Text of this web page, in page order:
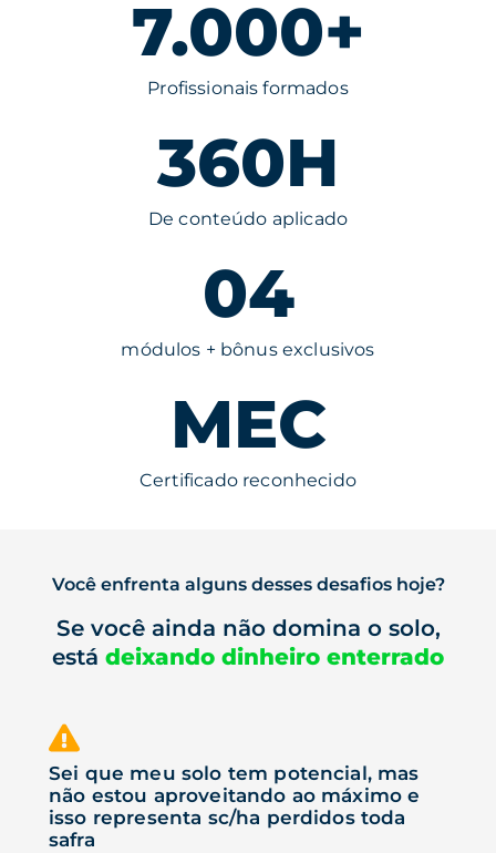
7.000+
Profissionais formados
360H
De conteúdo aplicado
04
módulos + bônus exclusivos
MEC
Certificado reconhecido
Você enfrenta alguns desses desafios hoje?
Se você ainda não domina o solo,
está deixando dinheiro enterrado
Sei que meu solo tem potencial, mas
não estou aproveitando ao máximo e
isso representa sc/ha perdidos toda
safra